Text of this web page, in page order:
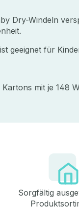
Dry-Windeln
geeignet für
Kartons mit je 148
Sorgfältig